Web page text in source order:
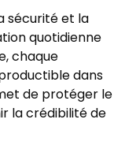
sécurité et la
quotidienne
chaque
dans
de protéger le
la crédibilité de